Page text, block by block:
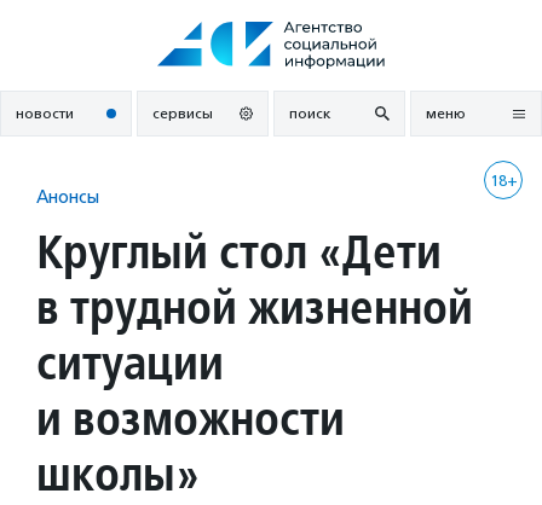
новости сервисы поиск меню
18+
Анонсы
Круглый стол «Дети
в трудной жизненной
ситуации
и возможности
школы»